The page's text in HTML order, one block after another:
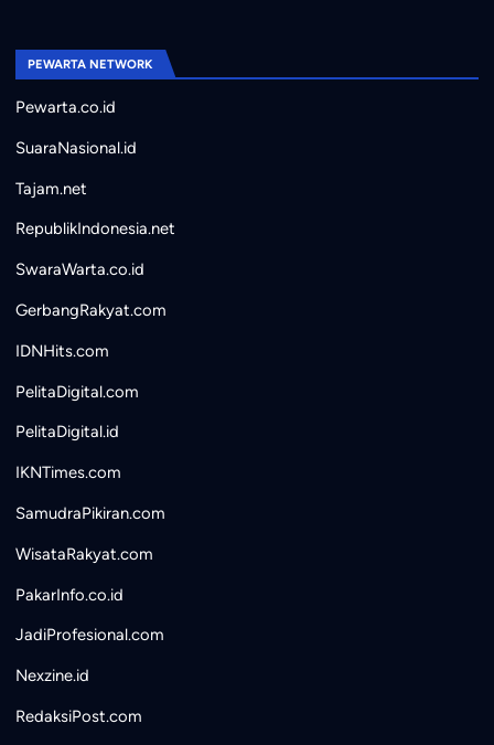
PEWARTA NETWORK
Pewarta.co.id
SuaraNasional.id
Tajam.net
RepublikIndonesia.net
SwaraWarta.co.id
GerbangRakyat.com
IDNHits.com
PelitaDigital.com
PelitaDigital.id
IKNTimes.com
SamudraPikiran.com
WisataRakyat.com
PakarInfo.co.id
JadiProfesional.com
Nexzine.id
RedaksiPost.com